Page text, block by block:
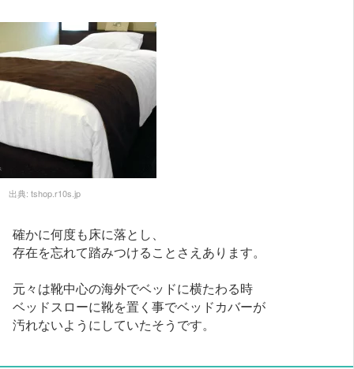
出典: tshop.r10s.jp
確かに何度も床に落とし、
存在を忘れて踏みつけることさえあります。
元々は靴中心の海外でベッドに横たわる時
ベッドスローに靴を置く事でベッドカバーが
汚れないようにしていたそうです。